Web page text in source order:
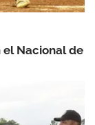
el Nacional de